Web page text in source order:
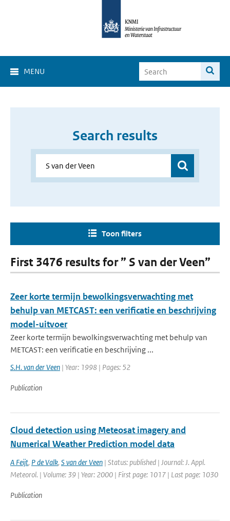
MENU
Search results
Toon filters
First 3476 results for ” S van der Veen”
Zeer korte termijn bewolkingsverwachting met
behulp van METCAST: een verificatie en beschrijving
model-uitvoer
Zeer korte termijn bewolkingsverwachting met behulp van
METCAST: een verificatie en beschrijving ...
S.H. van der Veen | Year: 1998 | Pages: 52
Publication
Cloud detection using Meteosat imagery and
Numerical Weather Prediction model data
A Feijt, P de Valk, S van der Veen | Status: published | Journal: J. Appl.
Meteorol. | Volume: 39 | Year: 2000 | First page: 1017 | Last page: 1030
Publication